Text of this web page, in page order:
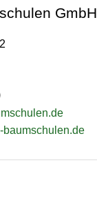
GmbH
baumschulen.de